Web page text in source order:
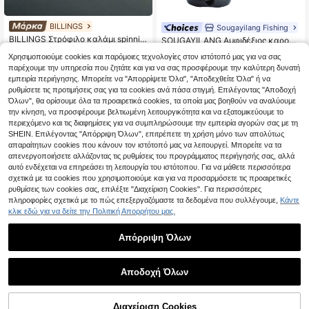
BILLINGS
BILLINGS Στρόφιλο καλάμι spinnin
μέγιστη δύναμη έλξης 10KG, για γλ
υκά και αλμυρά νερά, μεταλλικό
καρούλι και βραχίονα, με κλικ κλε
ιδώματος έλξης
18.03€ 18.16€
Εξαιρετικά ελαφρύ καρούλι ψαρέ
ματος μακράς χύτευσης, καρούλι
από ανοξείδωτο χάλυβα AISI, μεγέ
θη Spinning Fishing Roel 8000/900
0/10000/12000/14000, 25 KG Max
Drag, για αλμυρό νερό και γλυκό ν
1άλλοι πωλητές
Sougayilang Fishing
SOUGAYILANG Αμφιδέξιος καρούλ
υ, αναλογία μετάδοσης κίνησης 5,
2:1, καρούλι ψαρέματος κυπρίνου
Ανθεκτικό στη διάβρωση καρούλι
ψαρέματος
20 Left
13.62€13.63€
Επαγγελματική εξαιρετικά ελαφρι
ά λαβή EVA 1000~7000, μέγιστης
11.13€ -1%
1
Χρησιμοποιούμε cookies και παρόμοιες τεχνολογίες στον ιστότοπό μας για να σας
παρέχουμε την υπηρεσία που ζητάτε και για να σας προσφέρουμε την καλύτερη δυνατή
εμπειρία περιήγησης. Μπορείτε να "Απορρίψετε Όλα", "Αποδεχθείτε Όλα" ή να
ρυθμίσετε τις προτιμήσεις σας για τα cookies ανά πάσα στιγμή. Επιλέγοντας "Αποδοχή
Όλων", θα ορίσουμε όλα τα προαιρετικά cookies, τα οποία μας βοηθούν να αναλύουμε
την κίνηση, να προσφέρουμε βελτιωμένη λειτουργικότητα και να εξατομικεύουμε το
περιεχόμενο και τις διαφημίσεις για να συμπληρώσουμε την εμπειρία αγορών σας με τη
SHEIN. Επιλέγοντας "Απόρριψη Όλων", επιτρέπετε τη χρήση μόνο των απολύτως
απαραίτητων cookies που κάνουν τον ιστότοπό μας να λειτουργεί. Μπορείτε να τα
απενεργοποιήσετε αλλάζοντας τις ρυθμίσεις του προγράμματος περιήγησής σας, αλλά
αυτό ενδέχεται να επηρεάσει τη λειτουργία του ιστότοπου. Για να μάθετε περισσότερα
σχετικά με τα cookies που χρησιμοποιούμε και για να προσαρμόσετε τις προαιρετικές
ρυθμίσεις των cookies σας, επιλέξτε "Διαχείριση Cookies". Για περισσότερες
πληροφορίες σχετικά με το πώς επεξεργαζόμαστε τα δεδομένα που συλλέγουμε, Κάντε
κλικ εδώ για να δείτε την Πολιτική Απορρήτου μας.
Απόρριψη Όλων
Αποδοχή Όλων
Διαχείριση Cookies